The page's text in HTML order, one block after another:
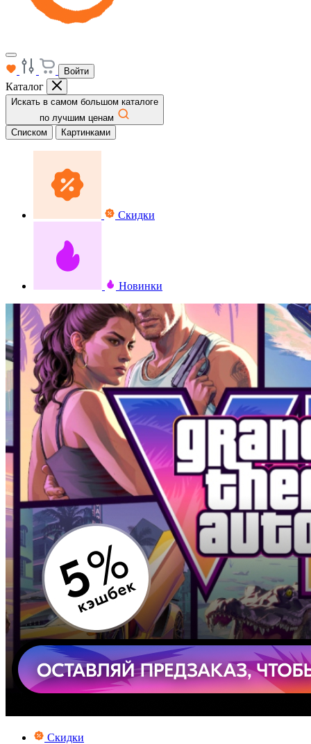
Войти
Каталог
Искать в самом большом каталоге
по лучшим ценам
Списком
Картинками
Скидки
Новинки
Скидки